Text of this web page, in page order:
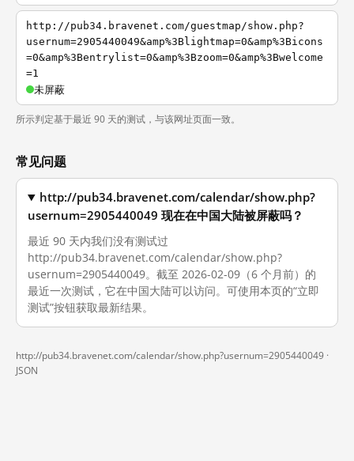
http://pub34.bravenet.com/guestmap/show.php?
usernum=2905440049&amp%3Blightmap=0&amp%3Bicons
=0&amp%3Bentrylist=0&amp%3Bzoom=0&amp%3Bwelcome
=1
未屏蔽
所示判定基于最近 90 天的测试，与该网址页面一致。
常见问题
http://pub34.bravenet.com/calendar/show.php?
usernum=2905440049 现在在中国大陆被屏蔽吗？
最近 90 天内我们没有测试过
http://pub34.bravenet.com/calendar/show.php?
usernum=2905440049。截至 2026-02-09（6 个月前）的
最近一次测试，它在中国大陆可以访问。可使用本页的“立即
测试”按钮获取最新结果。
http://pub34.bravenet.com/calendar/show.php?usernum=2905440049 ·
JSON